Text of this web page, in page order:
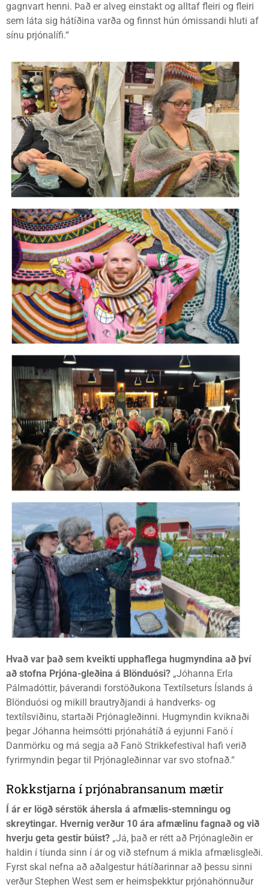
gagnvart henni. Það er alveg einstakt og alltaf fleiri og fleiri
sem láta sig hátíðina varða og finnst hún ómissandi hluti af
sínu prjónalífi.“
Hvað var það sem kveikti upphaflega hugmyndina að því
að stofna Prjóna-gleðina á Blönduósi? „Jóhanna Erla
Pálmadóttir, þáverandi forstöðukona Textílseturs Íslands á
Blönduósi og mikill brautryðjandi á handverks- og
textílsviðinu, startaði Prjónagleðinni. Hugmyndin kviknaði
þegar Jóhanna heimsótti prjónahátíð á eyjunni Fanö í
Danmörku og má segja að Fanö Strikkefestival hafi verið
fyrirmyndin þegar til Prjónagleðinnar var svo stofnað.“
Rokkstjarna í prjónabransanum mætir
Í ár er lögð sérstök áhersla á afmælis-stemningu og
skreytingar. Hvernig verður 10 ára afmælinu fagnað og við
hverju geta gestir búist? „Já, það er rétt að Prjónagleðin er
haldin í tíunda sinn í ár og við stefnum á mikla afmælisgleði.
Fyrst skal nefna að aðalgestur hátíðarinnar að þessu sinni
verður Stephen West sem er heimsþekktur prjónahönnuður